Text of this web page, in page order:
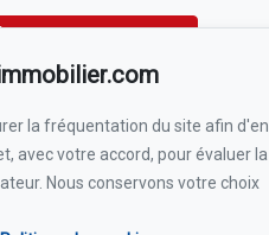
la fréquentation du site afin d'en
avec votre accord, pour évaluer la
Nous conservons votre choix